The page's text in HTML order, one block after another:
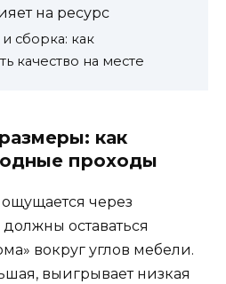
на ресурс
сборка: как
качество на месте
как
проходы
через
оставаться
вокруг углов мебели.
выигрывает низкая